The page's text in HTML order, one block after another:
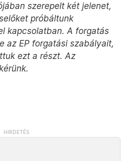
szerepelt két jelenet,
próbáltunk
kapcsolatban. A forgatás
az EP forgatási szabályait,
ezt a részt. Az